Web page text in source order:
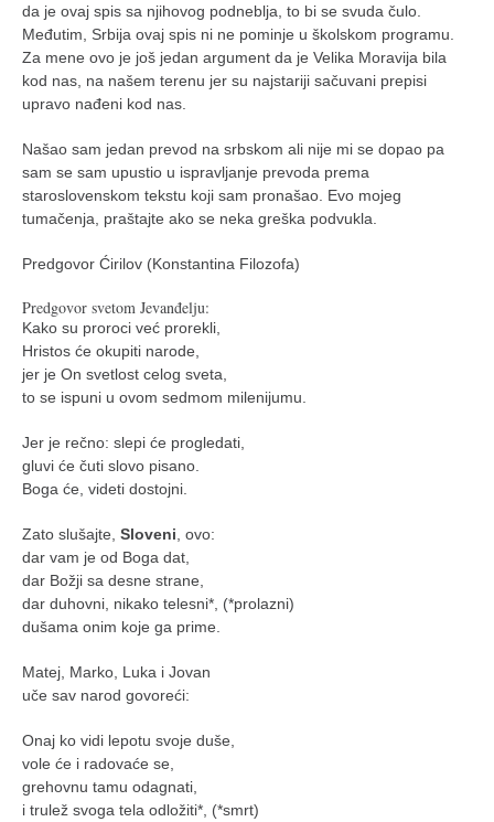
da je ovaj spis sa njihovog podneblja, to bi se svuda čulo.
Međutim, Srbija ovaj spis ni ne pominje u školskom programu.
Za mene ovo je još jedan argument da je Velika Moravija bila
kod nas, na našem terenu jer su najstariji sačuvani prepisi
upravo nađeni kod nas.
Našao sam jedan prevod na srbskom ali nije mi se dopao pa
sam se sam upustio u ispravljanje prevoda prema
staroslovenskom tekstu koji sam pronašao. Evo mojeg
tumačenja, praštajte ako se neka greška podvukla.
Predgovor Ćirilov (Konstantina Filozofa)
Predgovor svetom Jevanđelju:
Kako su proroci već prorekli,
Hristos će okupiti narode,
jer je On svetlost celog sveta,
to se ispuni u ovom sedmom milenijumu.
Jer je rečno: slepi će progledati,
gluvi će čuti slovo pisano.
Boga će, videti dostojni.
Zato slušajte, Sloveni , ovo:
dar vam je od Boga dat,
dar Božji sa desne strane,
dar duhovni, nikako telesni*, (*prolazni)
dušama onim koje ga prime.
Matej, Marko, Luka i Jovan
uče sav narod govoreći:
Onaj ko vidi lepotu svoje duše,
vole će i radovaće se,
grehovnu tamu odagnati,
i trulež svoga tela odložiti*, (*smrt)